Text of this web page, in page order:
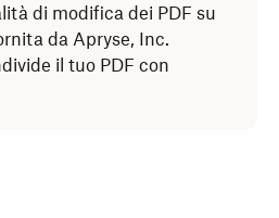
di modifica dei PDF su
da Apryse, Inc.
il tuo PDF con